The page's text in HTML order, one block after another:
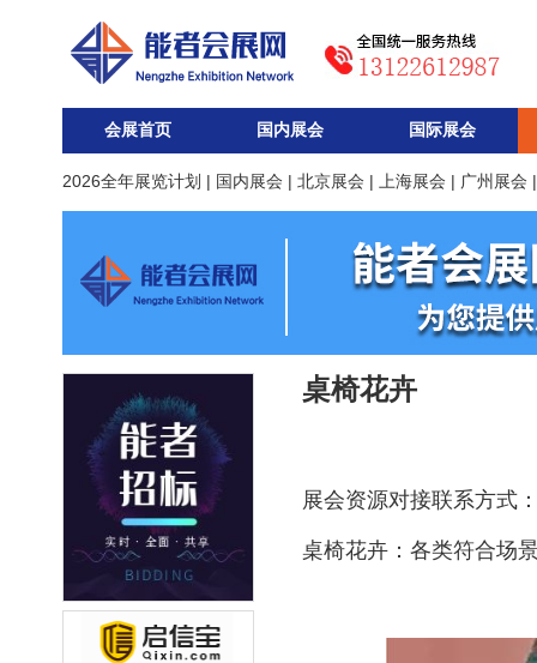
会展首页 国内展会 国际展会
2026全年展览计划 | 国内展会 | 北京展会 | 上海展会 | 广州展会
桌椅花卉
展会资源对接联系方式
桌椅花卉：各类符合场